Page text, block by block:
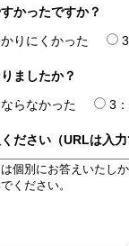
かったですか？
りにくかった
ましたか？
らなかった 3
ださい（URLは入力